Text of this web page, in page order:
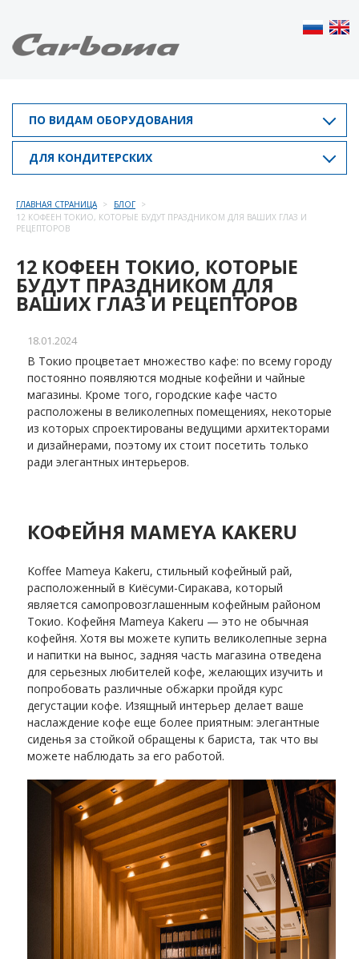
ПО ВИДАМ ОБОРУДОВАНИЯ
ДЛЯ КОНДИТЕРСКИХ
ГЛАВНАЯ СТРАНИЦА
БЛОГ
12 КОФЕЕН ТОКИО, КОТОРЫЕ БУДУТ ПРАЗДНИКОМ ДЛЯ ВАШИХ ГЛАЗ И
РЕЦЕПТОРОВ
12 КОФЕЕН ТОКИО, КОТОРЫЕ
БУДУТ ПРАЗДНИКОМ ДЛЯ
ВАШИХ ГЛАЗ И РЕЦЕПТОРОВ
18.01.2024
В Токио процветает множество кафе: по всему городу
постоянно появляются модные кофейни и чайные
магазины. Кроме того, городские кафе часто
расположены в великолепных помещениях, некоторые
из которых спроектированы ведущими архитекторами
и дизайнерами, поэтому их стоит посетить только
ради элегантных интерьеров.
КОФЕЙНЯ MAMEYA KAKERU
Koffee Mameya Kakeru, стильный кофейный рай,
расположенный в Киёсуми-Сиракава, который
является самопровозглашенным кофейным районом
Токио. Кофейня Mameya Kakeru — это не обычная
кофейня. Хотя вы можете купить великолепные зерна
и напитки на вынос, задняя часть магазина отведена
для серьезных любителей кофе, желающих изучить и
попробовать различные обжарки пройдя курс
дегустации кофе. Изящный интерьер делает ваше
наслаждение кофе еще более приятным: элегантные
сиденья за стойкой обращены к бариста, так что вы
можете наблюдать за его работой.